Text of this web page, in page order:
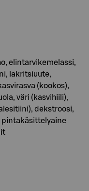
elintarvikemelassi,
lakritsiuute,
(kookos),
väri (kasvihiili),
dekstroosi,
pintakäsittelyaine